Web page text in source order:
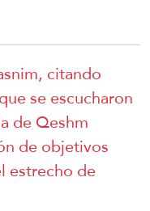
citando
se escucharon
de Qeshm
de objetivos
estrecho de